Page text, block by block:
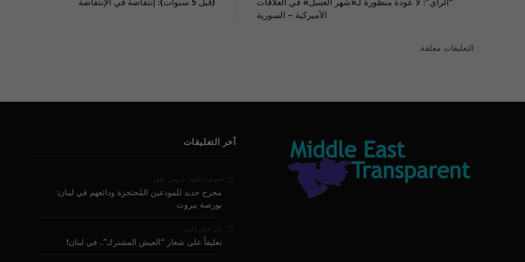
“الرأي”: لا عودة منظورة لـ«شهر العسل» في العلاقات
الأميركية – السورية
(قبل 5 سنوات): إنتفاضة في الإنتفاضة
التعليقات مغلقة.
آخر التعليقات
فضيل حمّود - باريس على
مخرج جديد للمودعين المُحتجزة ودائعهم في لبنان:
بورصة بيروت
بيار عقل على
تعليقاً على شعار “العيش المشترك”.. في لبنان!